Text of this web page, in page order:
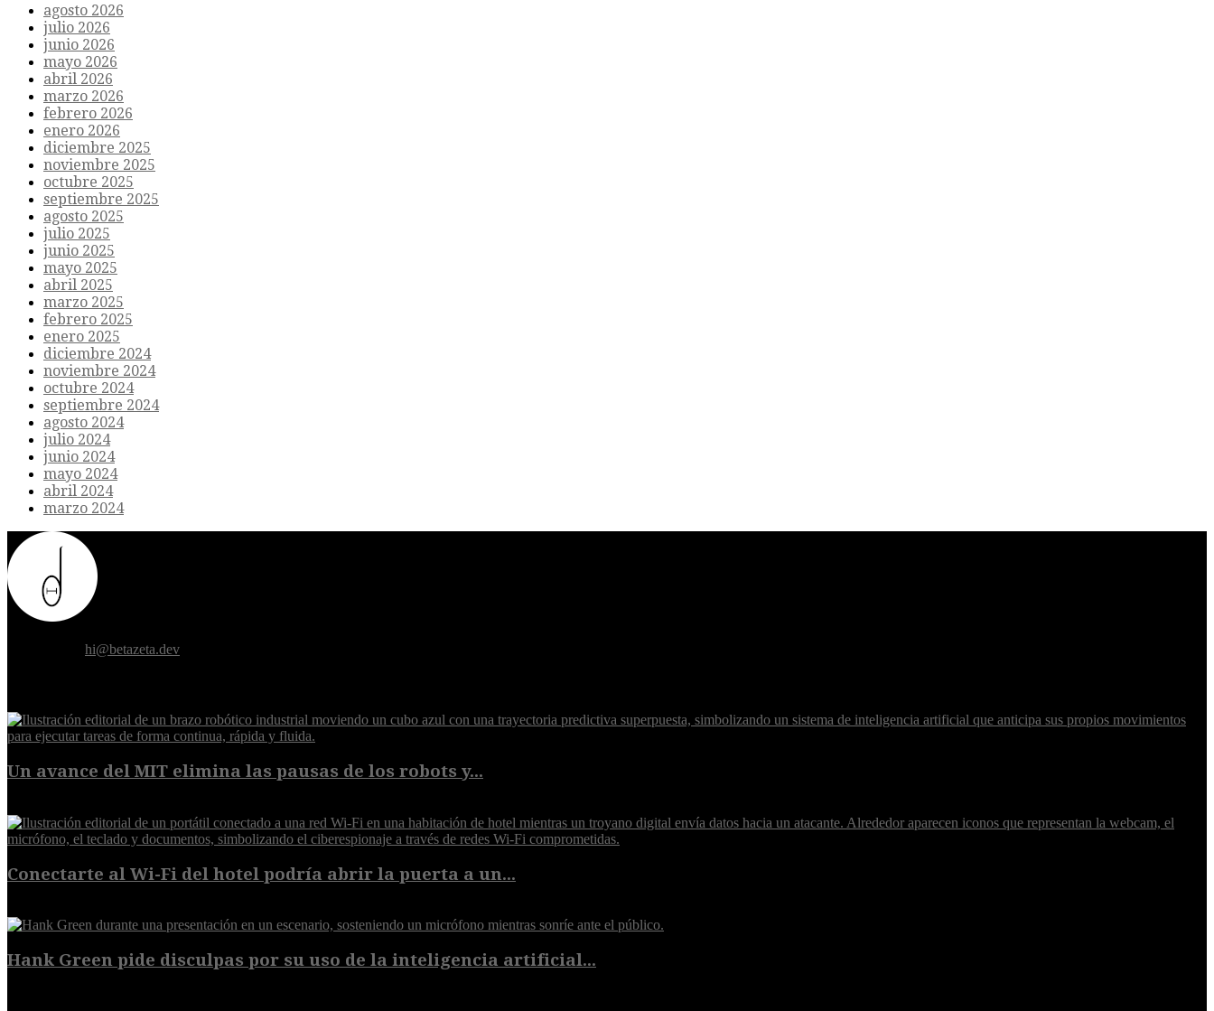
agosto 2026
julio 2026
junio 2026
mayo 2026
abril 2026
marzo 2026
febrero 2026
enero 2026
diciembre 2025
noviembre 2025
octubre 2025
septiembre 2025
agosto 2025
julio 2025
junio 2025
mayo 2025
abril 2025
marzo 2025
febrero 2025
enero 2025
diciembre 2024
noviembre 2024
octubre 2024
septiembre 2024
agosto 2024
julio 2024
junio 2024
mayo 2024
abril 2024
marzo 2024
hi@betazeta.dev
Un avance del MIT elimina las pausas de los robots y...
Conectarte al Wi-Fi del hotel podría abrir la puerta a un...
Hank Green pide disculpas por su uso de la inteligencia artificial...